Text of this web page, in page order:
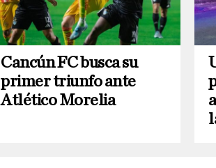
Cancún FC busca su
primer triunfo ante
Atlético Morelia